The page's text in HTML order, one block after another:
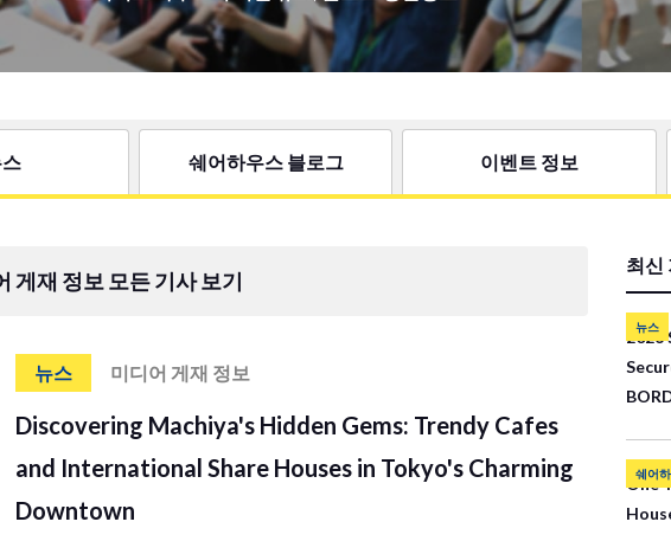
쉐어하우스 블로그 이벤트 정보
게재 정보 모든 기사 보기
뉴스 미디어 게재 정보
Discovering Machiya's Hidden Gems: Trendy Cafes
and International Share Houses in Tokyo's Charming
Downtown
최신
뉴스
2026
쉐어
One